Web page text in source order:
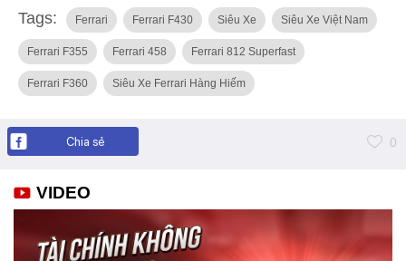
Tags: Ferrari Ferrari F430 Siêu Xe Siêu Xe Việt Nam
Ferrari F355 Ferrari 458 Ferrari 812 Superfast
Ferrari F360 Siêu Xe Ferrari Hàng Hiếm
Chia sẻ 0
VIDEO